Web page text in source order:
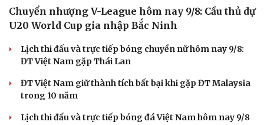
Chuyển nhượng V-League hôm nay 9/8: Cầu thủ dự
U20 World Cup gia nhập Bắc Ninh
Lịch thi đấu và trực tiếp bóng chuyền nữ hôm nay 9/8:
ĐT Việt Nam gặp Thái Lan
ĐT Việt Nam giữ thành tích bất bại khi gặp ĐT Malaysia
trong 10 năm
Lịch thi đấu và trực tiếp bóng đá Việt Nam hôm nay 9/8